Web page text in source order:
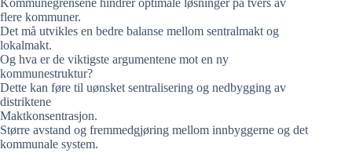
Kommunegrensene hindrer optimale løsninger på tvers av
flere kommuner.
Det må utvikles en bedre balanse mellom sentralmakt og
lokalmakt.
Og hva er de viktigste argumentene mot en ny
kommunestruktur?
Dette kan føre til uønsket sentralisering og nedbygging av
distriktene
Maktkonsentrasjon.
Større avstand og fremmedgjøring mellom innbyggerne og det
kommunale system.